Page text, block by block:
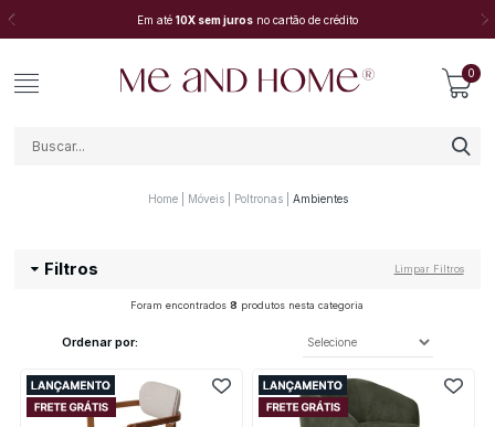
Em até10X sem juros no cartão de crédito
0
Home Móveis Poltronas Ambientes
Filtros Limpar Filtros
Foram encontrados8 produtos nesta categoria
Ordenar por: